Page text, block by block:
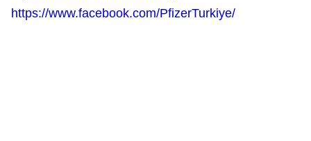
https://www.facebook.com/PfizerTurkiye/